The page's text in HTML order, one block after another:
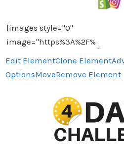
Edit ElementClone Element
OptionsMoveRemove Element